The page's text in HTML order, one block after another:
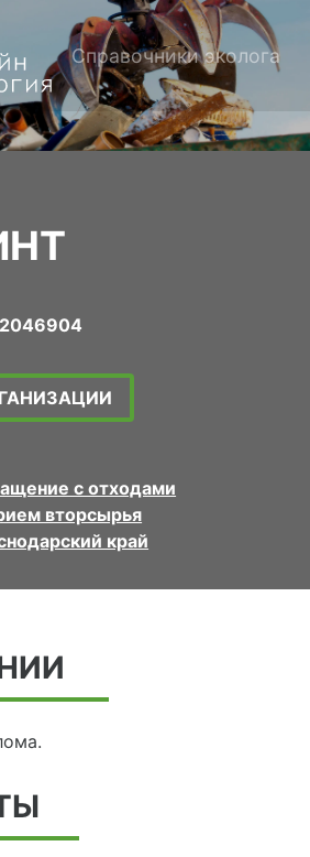
Справочники эколога
с отходами
вторсырья
край